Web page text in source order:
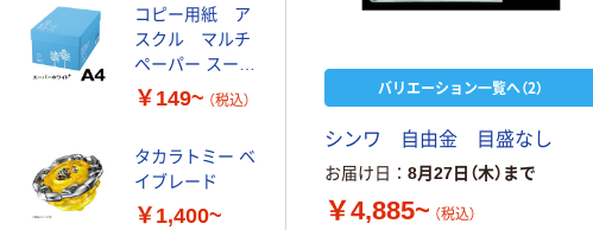
バリエーション一覧へ（2）
シンワ 自由金 目盛なし
お届け日 8月27日（木）まで
￥4,885~ （税込）
コピー用紙 ア
スクル マルチ
ペーパー スーパ
ーホワイト+
￥149~ （税込）
タカラトミー ベ
イブレード
￥1,400~
ゴミ袋 エコノミ
プ 詰替用 バイ
オマス素材10％
配合
￥616~ （税込）
オリジナル
形 アルカリ乾